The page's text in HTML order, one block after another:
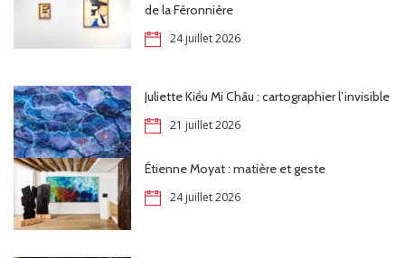
de la Féronnière
24 juillet 2026
Juliette Kiều Mi Châu : cartographier l’invisible
21 juillet 2026
Étienne Moyat : matière et geste
24 juillet 2026